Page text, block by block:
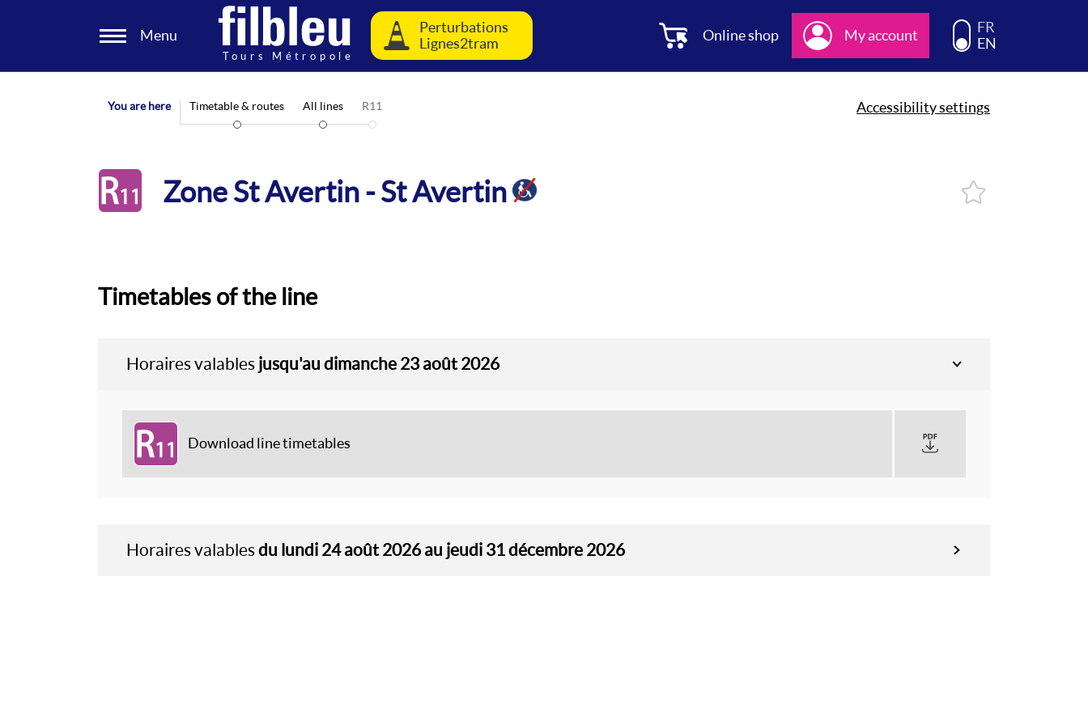
Menu
Perturbations
Lignes2tram
Online shop My account Choisissez la langue
FR
EN
Accessibility settings
You are here Timetable & routes All lines R11
R11Zone St Avertin - St Avertin
Timetables of the line
Horaires valables jusqu'au dimanche 23 août 2026
Download line timetables
Horaires valablesdu lundi 24 août 2026 au jeudi 31 décembre 2026